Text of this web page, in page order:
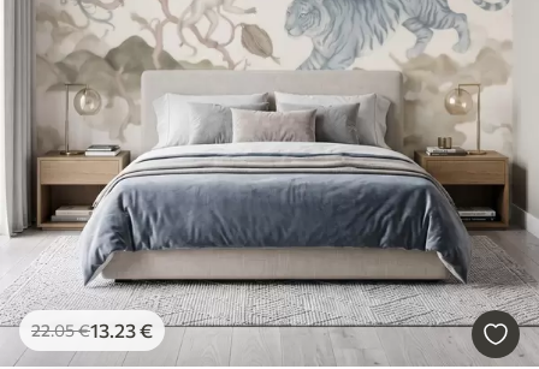
22.05€13 .23€